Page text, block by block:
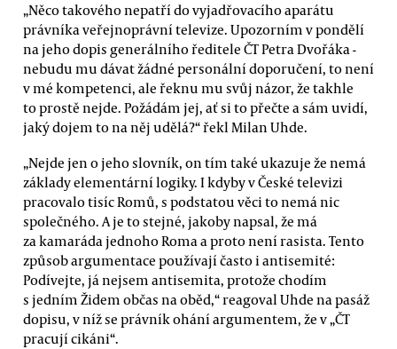
„Něco takového nepatří do vyjadřovacího aparátu
právníka veřejnoprávní televize. Upozorním v pondělí
na jeho dopis generálního ředitele ČT Petra Dvořáka -
nebudu mu dávat žádné personální doporučení, to není
v mé kompetenci, ale řeknu mu svůj názor, že takhle
to prostě nejde. Požádám jej, ať si to přečte a sám uvidí,
jaký dojem to na něj udělá?“ řekl Milan Uhde.
„Nejde jen o jeho slovník, on tím také ukazuje že nemá
základy elementární logiky. I kdyby v České televizi
pracovalo tisíc Romů, s podstatou věci to nemá nic
společného. A je to stejné, jakoby napsal, že má
za kamaráda jednoho Roma a proto není rasista. Tento
způsob argumentace používají často i antisemité:
Podívejte, já nejsem antisemita, protože chodím
s jedním Židem občas na oběd,“ reagoval Uhde na pasáž
dopisu, v níž se právník ohání argumentem, že v „ČT
pracují cikáni“.